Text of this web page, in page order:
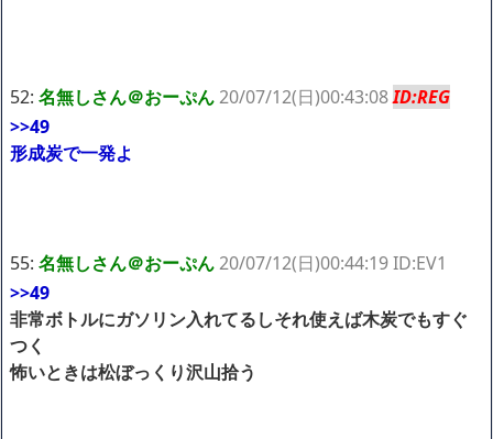
52: 名無しさん＠おーぷん20/07/12(日)00:43:08ID:REG
>>49
形成炭で一発よ
55: 名無しさん＠おーぷん20/07/12(日)00:44:19 ID:EV1
>>49
非常ボトルにガソリン入れてるしそれ使えば木炭でもすぐ
つく
怖いときは松ぼっくり沢山拾う